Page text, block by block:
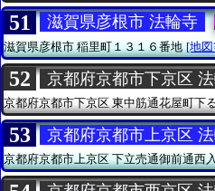
51 滋賀県彦根市 法輪寺
滋賀県彦根市稲里町１３１６番地 [地
52 京都府京都市下京区
京都府京都市下京区東中筋通花屋町下
53 京都府京都市上京区
京都府京都市上京区下立売通御前通西